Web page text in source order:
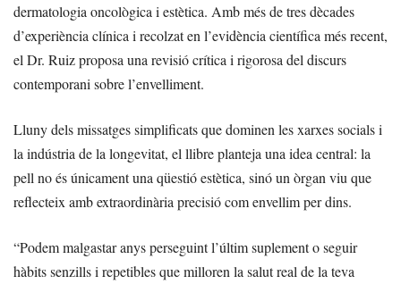
dermatologia oncològica i estètica. Amb més de tres dècades
d’experiència clínica i recolzat en l’evidència científica més recent,
el Dr. Ruiz proposa una revisió crítica i rigorosa del discurs
contemporani sobre l’envelliment.
Lluny dels missatges simplificats que dominen les xarxes socials i
la indústria de la longevitat, el llibre planteja una idea central: la
pell no és únicament una qüestió estètica, sinó un òrgan viu que
reflecteix amb extraordinària precisió com envellim per dins.
“Podem malgastar anys perseguint l’últim suplement o seguir
hàbits senzills i repetibles que milloren la salut real de la teva